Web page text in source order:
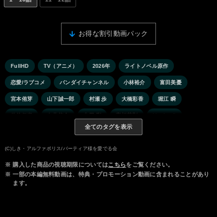
お得な割引動画パック
FullHD TV（アニメ） 2026年 ライトノベル原作
恋愛/ラブコメ バンダイチャンネル 小林裕介 富田美憂
宮本侑芽 山下誠一郎 村瀬 歩 大橋彩香 堀江 瞬
佐伯伊織 白井悠介 内田 彩 高橋英則
全てのタグを表示
(C)しき・アルファポリス/バーティア様を愛でる会
※ 購入した商品の視聴期限についてはこちらをご覧ください。
※ 一部の本編無料動画は、特典・プロモーション動画に含まれることがあり
ます。